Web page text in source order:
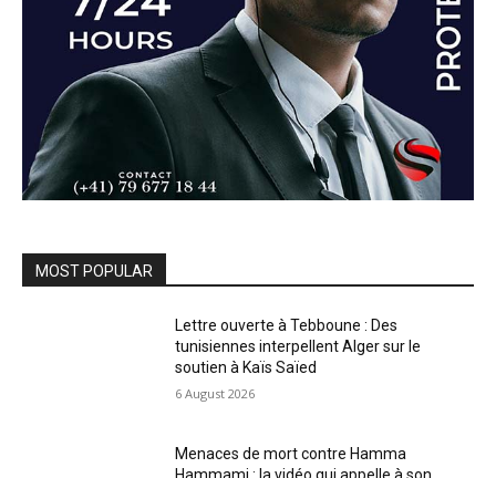
MOST POPULAR
Lettre ouverte à Tebboune : Des
tunisiennes interpellent Alger sur le
soutien à Kaïs Saïed
6 August 2026
Menaces de mort contre Hamma
Hammami : la vidéo qui appelle à son